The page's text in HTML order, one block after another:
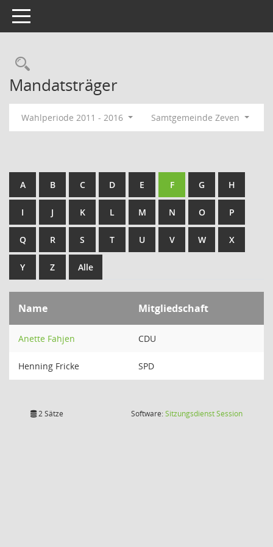
Toggle navigation
Rechercheauswahl
Mandatsträger
Wahlperiode 2011 - 2016 Samtgemeinde Zeven
A B C D E F G H
I J K L M N O P
Q R S T U V W X
Y Z Alle
Name Mitgliedschaft
Anette Fahjen CDU
Henning Fricke SPD
2 Sätze Software:SitzungsdienstSession(Wird in